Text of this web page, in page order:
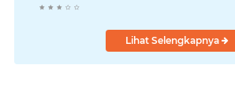
Lihat Selengkapnya